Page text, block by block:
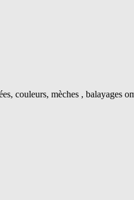
couleurs, mèches , balayages